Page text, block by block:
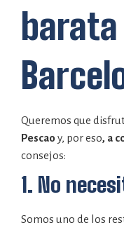
Queremos que
Pescao y, por eso, a
consejos:
1. No
Somos uno de los